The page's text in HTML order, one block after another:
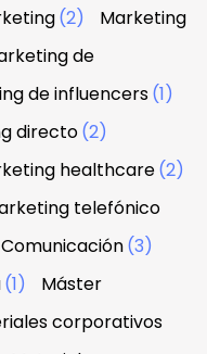
(2)
Marketing
de
de influencers(1)
directo(2)
healthcare(2)
telefónico
(3)
(1)
Máster
corporativos